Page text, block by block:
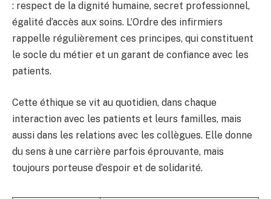
: respect de la dignité humaine, secret professionnel,
égalité d’accès aux soins. L’Ordre des infirmiers
rappelle régulièrement ces principes, qui constituent
le socle du métier et un garant de confiance avec les
patients.
Cette éthique se vit au quotidien, dans chaque
interaction avec les patients et leurs familles, mais
aussi dans les relations avec les collègues. Elle donne
du sens à une carrière parfois éprouvante, mais
toujours porteuse d’espoir et de solidarité.